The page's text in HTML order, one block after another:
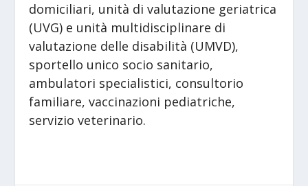
domiciliari, unità di valutazione geriatrica
(UVG) e unità multidisciplinare di
valutazione delle disabilità (UMVD),
sportello unico socio sanitario,
ambulatori specialistici, consultorio
familiare, vaccinazioni pediatriche,
servizio veterinario.